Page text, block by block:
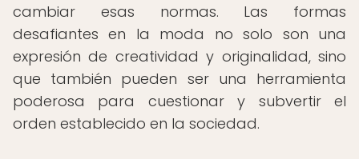
cambiar esas normas. Las formas
desafiantes en la moda no solo son una
expresión de creatividad y originalidad, sino
que también pueden ser una herramienta
poderosa para cuestionar y subvertir el
orden establecido en la sociedad.